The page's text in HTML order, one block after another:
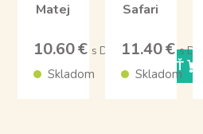
Matej
10.60 € s DPH
Skladom KÚPIŤ
Safari
11.40 €s DPH
Skladom